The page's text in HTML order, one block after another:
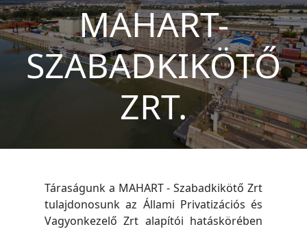
MAHART-
SZABADKIKÖTŐ
ZRT.
Táraságunk a MAHART - Szabadkikötő Zrt
tulajdonosunk az Állami Privatizációs és
Vagyonkezelő Zrt alapítói hatáskörében